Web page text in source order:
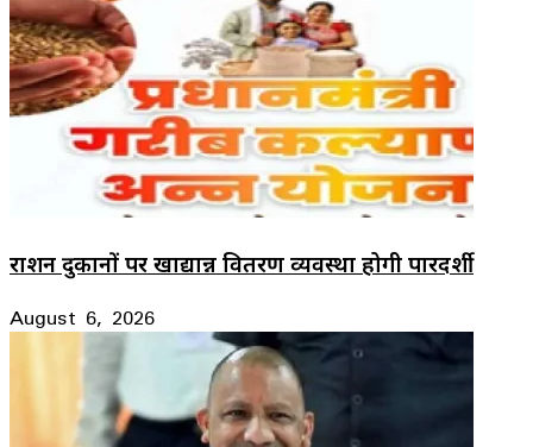
राशन दुकानों पर खाद्यान्न वितरण व्यवस्था होगी पारदर्शी
August 6, 2026